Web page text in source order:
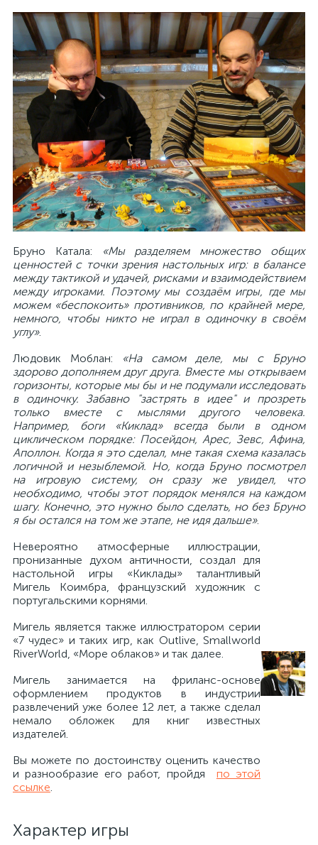
Бруно Катала:
«Мы разделяем множество общих
ценностей с точки зрения настольных игр: в балансе
между тактикой и удачей, рисками и взаимодействием
между игроками. Поэтому мы создаём игры, где мы
можем «беспокоить» противников, по крайней мере,
немного, чтобы никто не играл в одиночку в своём
углу».
Людовик Моблан:
«На самом деле, мы с Бруно
здорово дополняем друг друга. Вместе мы открываем
горизонты, которые мы бы и не подумали исследовать
в одиночку. Забавно "застрять в идее" и прозреть
только вместе с мыслями другого человека.
Например, боги «Киклад» всегда были в одном
циклическом порядке: Посейдон, Арес, Зевс, Афина,
Аполлон. Когда я это сделал, мне такая схема казалась
логичной и незыблемой. Но, когда Бруно посмотрел
на игровую систему, он сразу же увидел, что
необходимо, чтобы этот порядок менялся на каждом
шагу. Конечно, это нужно было сделать, но без Бруно
я бы остался на том же этапе, не идя дальше».
Невероятно атмосферные иллюстрации,
пронизанные духом античности, создал для
настольной игры «Киклады» талантливый
Мигель Коимбра, французский художник с
португальскими корнями.
Мигель является также иллюстратором серии
«7 чудес» и таких игр, как Outlive, Smallworld
RiverWorld, «Море облаков» и так далее.
Мигель занимается на фриланс-основе
оформлением продуктов в индустрии
развлечений уже более 12 лет, а также сделал
немало обложек для книг известных
издателей.
Вы можете по достоинству оценить качество
и разнообразие его работ, пройдя по этой
ссылке.
Характер игры